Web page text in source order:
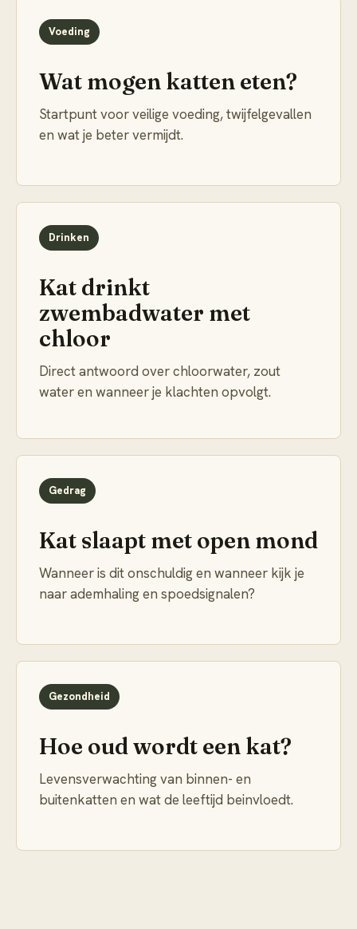
Voeding
Wat mogen katten eten?
Startpunt voor veilige voeding, twijfelgevallen
en wat je beter vermijdt.
Drinken
Kat drinkt
zwembadwater met
chloor
Direct antwoord over chloorwater, zout
water en wanneer je klachten opvolgt.
Gedrag
Kat slaapt met open mond
Wanneer is dit onschuldig en wanneer kijk je
naar ademhaling en spoedsignalen?
Gezondheid
Hoe oud wordt een kat?
Levensverwachting van binnen- en
buitenkatten en wat de leeftijd beinvloedt.